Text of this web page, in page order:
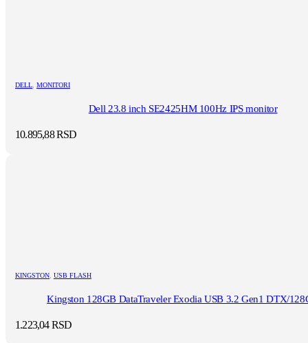
DELL, MONITORI
Dell 23.8 inch SE2425HM 100Hz IPS monitor
10.895,88RSD
KINGSTON, USB FLASH
Kingston 128GB DataTraveler Exodia USB 3.2 Gen1 DTX/
1.223,04RSD